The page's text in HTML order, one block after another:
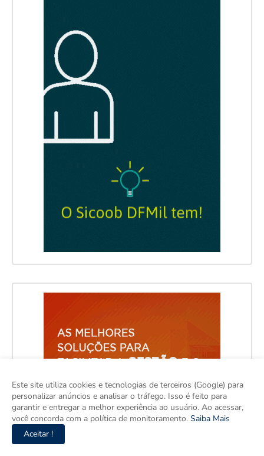
Este site utiliza cookies e tecnologias de terceiros (Google) para
personalizar anúncios e analisar o tráfego. Isso é feito para
garantir e entregar a melhor experiência ao usuário. Ao acessar,
você concorda com a política de monitoramento. Saiba Mais
Aceitar !